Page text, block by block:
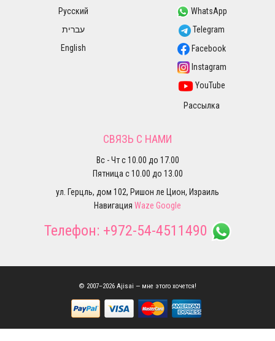
Русский
עברית
English
WhatsApp
Telegram
Facebook
Instagram
YouTube
Рассылка
СВЯЗЬ С НАМИ
Вс - Чт с 10.00 до 17.00
Пятница с 10.00 до 13.00
ул. Герцль, дом 102, Ришон ле Цион, Израиль
Навигация Waze Google
Телефон: +972-54-4511490
© 2007–2026 Ajisai — мне этого хочется!